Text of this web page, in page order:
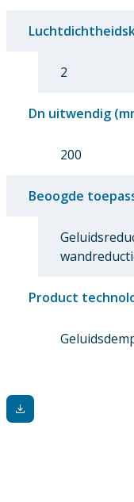
2
Dn uitwendig
200
Beoogde
Product